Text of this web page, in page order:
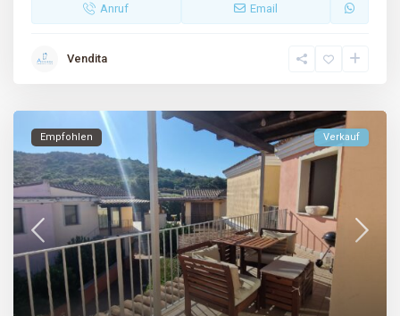
Anruf Email
Vendita
Empfohlen Verkauf